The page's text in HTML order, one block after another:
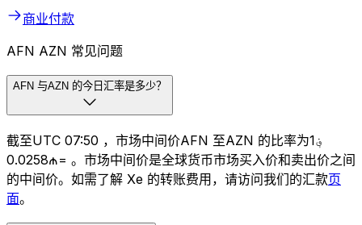
商业付款
AFN AZN 常见问题
AFN 与AZN 的今日汇率是多少？
截至UTC 07:50 ，市场中间价AFN 至AZN 的比率为؋1
=₼0.0258 。市场中间价是全球货币市场买入价和卖出价之间
的中间价。如需了解 Xe 的转账费用，请访问我们的汇款页
面。